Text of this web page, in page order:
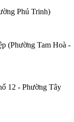
Phú Trinh)
(Phường Tam Hoà -
12 - Phường Tây